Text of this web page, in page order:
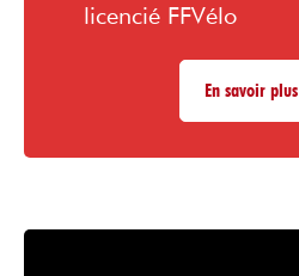
licencié FFVélo
En savoir plus